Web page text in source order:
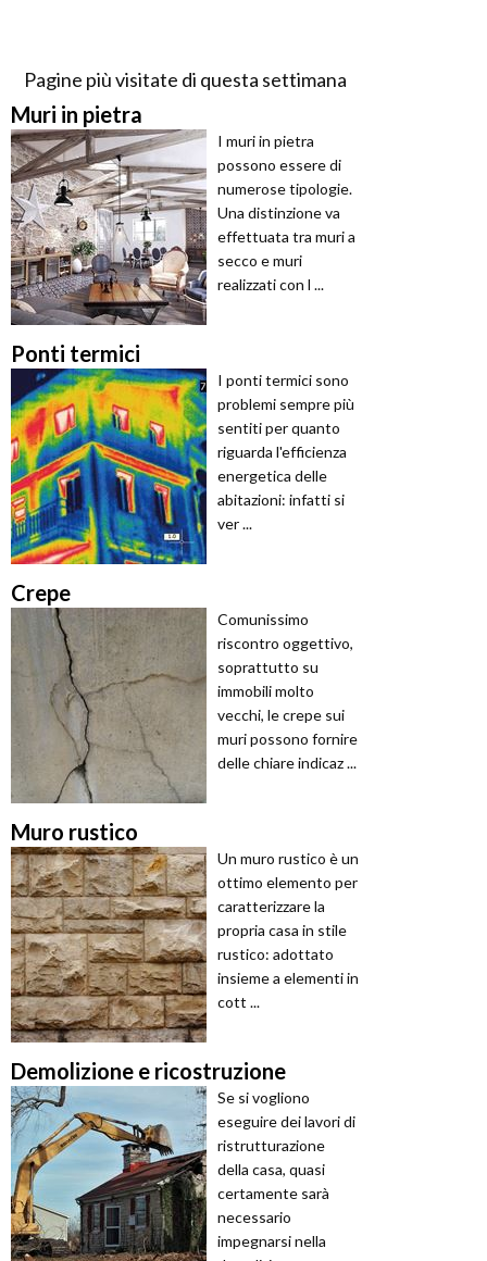
Pagine più visitate di questa settimana
Muri in pietra
I muri in pietra
possono essere di
numerose tipologie.
Una distinzione va
effettuata tra muri a
secco e muri
realizzati con l ...
Ponti termici
I ponti termici sono
problemi sempre più
sentiti per quanto
riguarda l'efficienza
energetica delle
abitazioni: infatti si
ver ...
Crepe
Comunissimo
riscontro oggettivo,
soprattutto su
immobili molto
vecchi, le crepe sui
muri possono fornire
delle chiare indicaz ...
Muro rustico
Un muro rustico è un
ottimo elemento per
caratterizzare la
propria casa in stile
rustico: adottato
insieme a elementi in
cott ...
Demolizione e ricostruzione
Se si vogliono
eseguire dei lavori di
ristrutturazione
della casa, quasi
certamente sarà
necessario
impegnarsi nella